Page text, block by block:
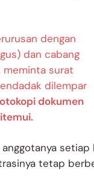
dengan
dan cabang
meminta surat
dilempar
dokumen
setiap
tetap